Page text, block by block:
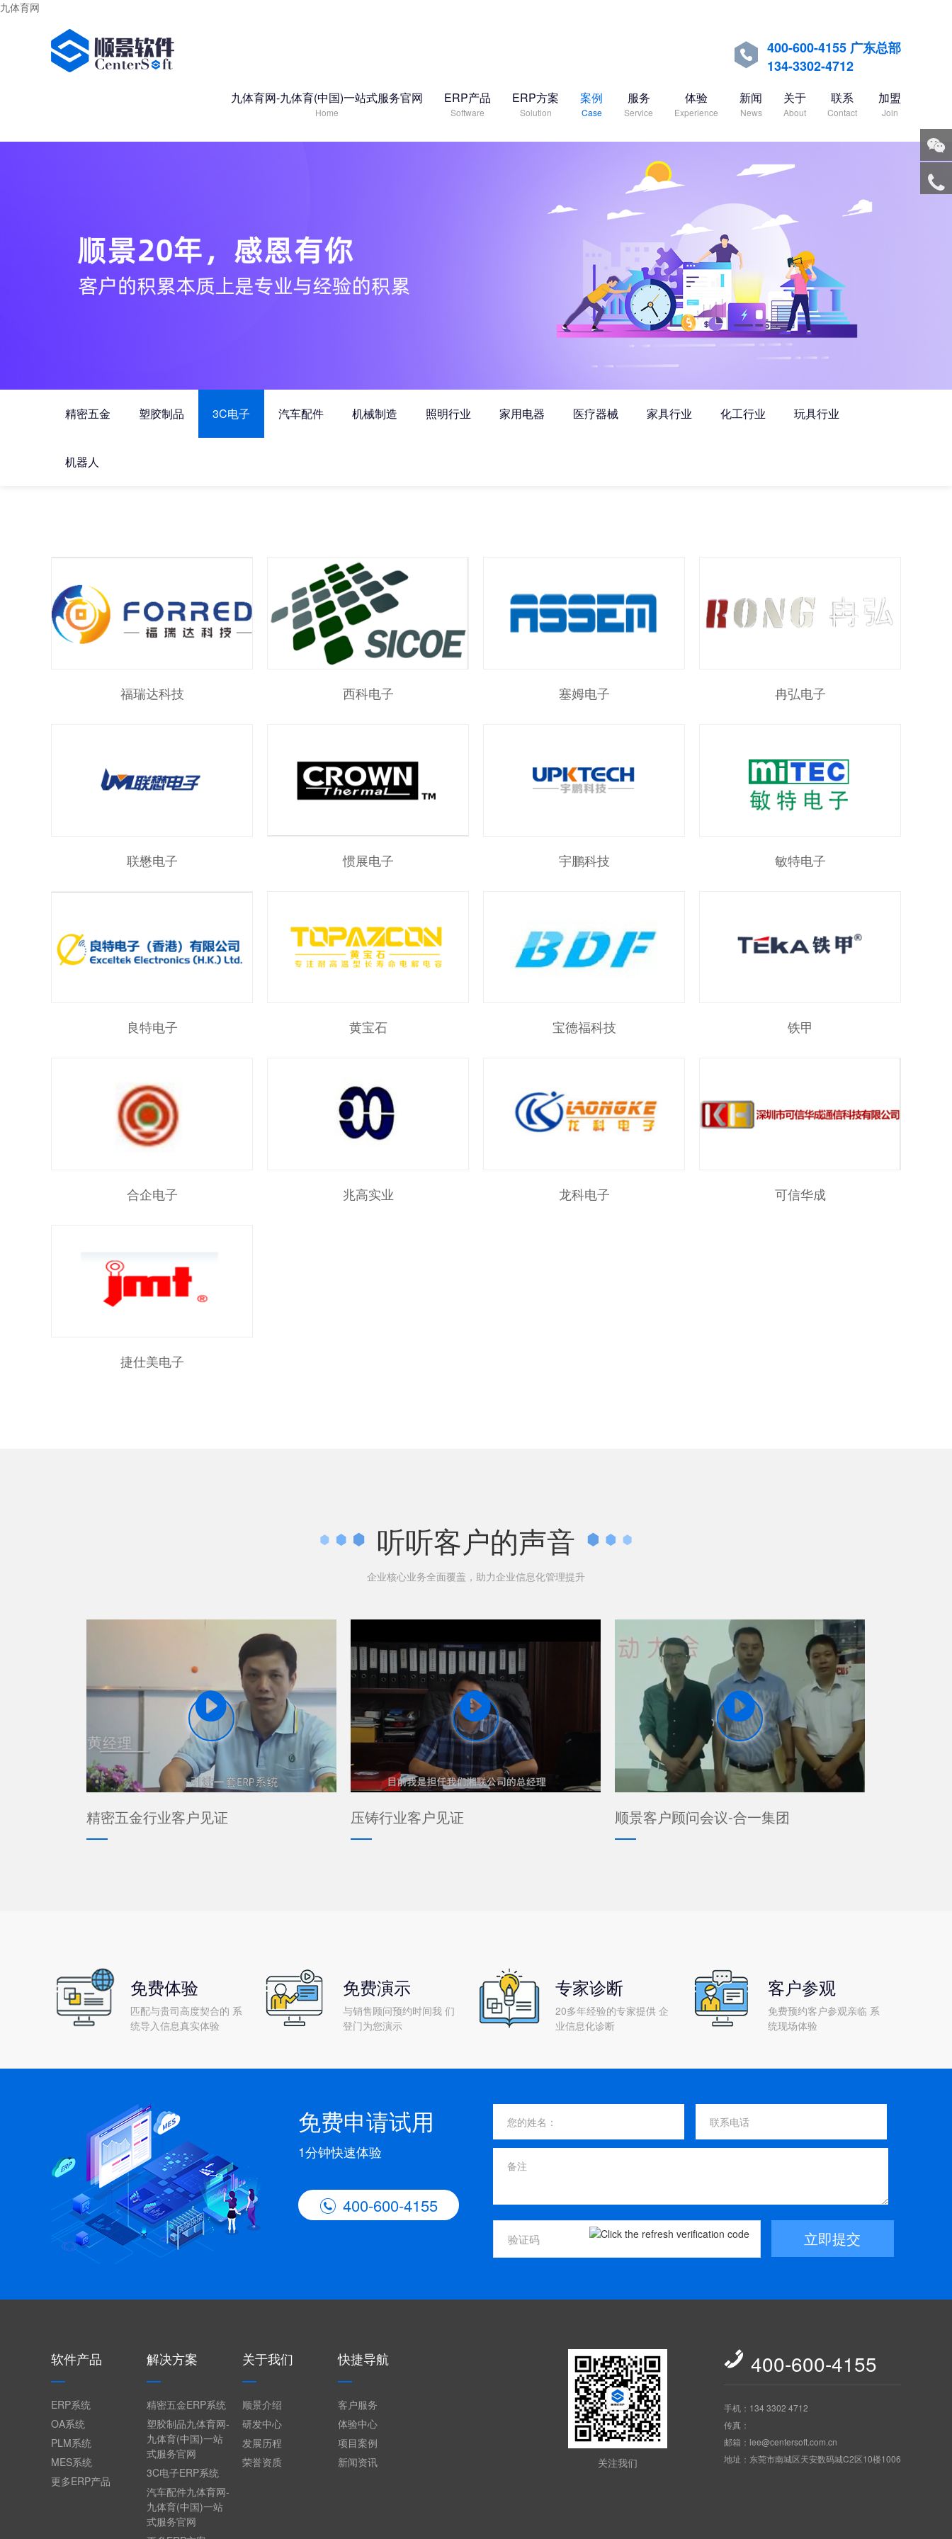
九体育网

400-600-4155 广东总部
134-3302-4712
九体育网-九体育(中国)一站式服务官网
Home
ERP产品
Software
ERP方案
Solution
案例
Case
服务
Service
体验
Experience
新闻
News
关于
About
联系
Contact
加盟
Join
精密五金 塑胶制品 3C电子 汽车配件 机械制造 照明行业 家用电器 医疗器械 家具行业 化工行业 玩具行业
机器人
福瑞达科技 西科电子 塞姆电子 冉弘电子
联懋电子 惯展电子 宇鹏科技 敏特电子
良特电子 黄宝石 宝德福科技 铁甲
合企电子 兆高实业 龙科电子 可信华成
捷仕美电子
听听客户的声音
企业核心业务全面覆盖，助力企业信息化管理提升

精密五金行业客户见证

压铸行业客户见证

顺景客户顾问会议-合一集团
免费体验
匹配与贵司高度契合的 系
统导入信息真实体验
免费演示
与销售顾问预约时间我 们
登门为您演示
专家诊断
20多年经验的专家提供 企
业信息化诊断
客户参观
免费预约客户参观亲临 系
统现场体验
免费申请试用
1分钟快速体验
 400-600-4155
立即提交
软件产品
ERP系统
OA系统
PLM系统
MES系统
更多ERP产品
解决方案
精密五金ERP系统
塑胶制品九体育网-
九体育(中国)一站
式服务官网
3C电子ERP系统
汽车配件九体育网-
九体育(中国)一站
式服务官网
关于我们
顺景介绍
研发中心
发展历程
荣誉资质
快捷导航
客户服务
体验中心
项目案例
新闻资讯
 400-600-4155
手机：134 3302 4712
传真：
邮箱：lee@centersoft.com.cn
地址：东莞市南城区天安数码城C2区10楼1006
关注我们
微信